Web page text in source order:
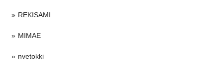
REKISAMI
MIMAE
nvetokki